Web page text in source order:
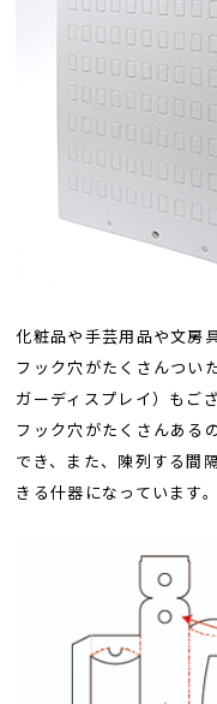
化粧品や手芸用品や文房
フック穴がたくさんつい
ガーディスプレイ）もござ
フック穴がたくさんある
でき、また、陳列する間
きる什器になっています。